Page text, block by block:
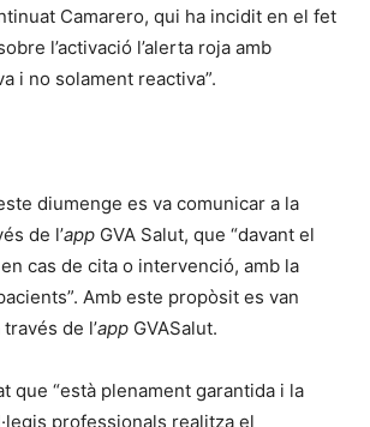
Camarero, qui ha incidit en el fet
l’activació l’alerta roja amb
i no solament reactiva”.
diumenge es va comunicar a la
de l’app GVA Salut, que “davant el
cas de cita o intervenció, amb la
Amb este propòsit es van
de l’app GVASalut.
que “està plenament garantida i la
professionals realitza el